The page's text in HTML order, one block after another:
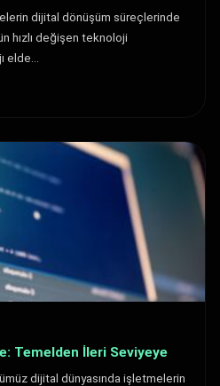
dijital dönüşüm süreçlerinde
hızlı değişen teknoloji
elde…
Temelden İleri Seviyeye
dijital dünyasında işletmelerin